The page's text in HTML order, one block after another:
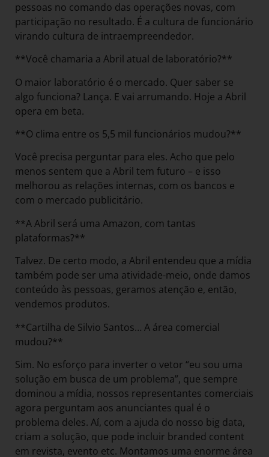
pessoas no comando das operações novas, com
participação no resultado. É a cultura de funcionário
virando cultura de intraempreendedor.
**Você chamaria a Abril atual de laboratório?**
O maior laboratório é o mercado. Quer saber se
algo funciona? Lança. E vai arrumando. Hoje a Abril
opera em beta.
**O clima entre os 5,5 mil funcionários mudou?**
Você precisa perguntar para eles. Acho que pelo
menos sentem que a Abril tem futuro – e isso
melhorou as relações internas, com os bancos e
com o mercado publicitário.
**A Abril será uma Amazon, com tantas
plataformas?**
Talvez. De certo modo, a Abril entendeu que a mídia
também pode ser uma atividade-meio, onde damos
conteúdo às pessoas, geramos atenção e, então,
vendemos produtos.
**Cartilha de Silvio Santos… A área comercial
mudou?**
Sim. No esforço para inverter o vetor “eu sou uma
solução em busca de um problema”, que sempre
dominou a mídia, nossos representantes comerciais
agora perguntam aos anunciantes qual é o
problema deles. Aí, com a ajuda do nosso big data,
criam a solução, que pode incluir branded content
em revista, evento etc. Montamos uma enorme área